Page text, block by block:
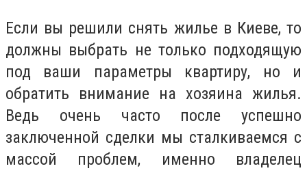
Если вы решили снять жилье в Киеве, то
должны выбрать не только подходящую
под ваши параметры квартиру, но и
обратить внимание на хозяина жилья.
Ведь очень часто после успешно
заключенной сделки мы сталкиваемся с
массой проблем, именно владелец